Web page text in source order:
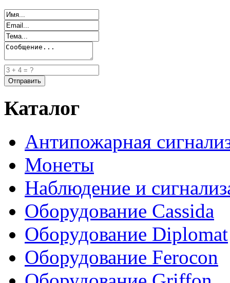
Каталог
Антипожарная
Монеты
Наблюдение и
Оборудование Cassida
Оборудование Diplomat
Оборудование Ferocon